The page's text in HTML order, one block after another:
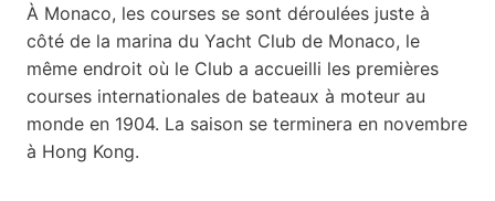
À Monaco, les courses se sont déroulées juste à
côté de la marina du Yacht Club de Monaco, le
même endroit où le Club a accueilli les premières
courses internationales de bateaux à moteur au
monde en 1904. La saison se terminera en novembre
à Hong Kong.